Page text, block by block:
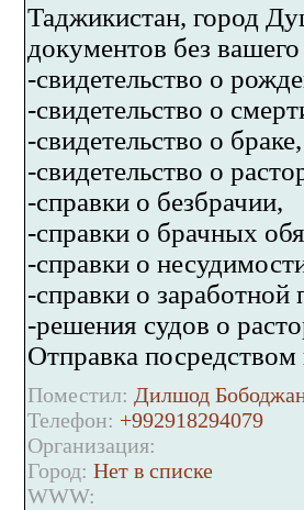
Таджикистан, город
документов без
-свидетельство о
-свидетельство о
-свидетельство о браке,
-свидетельство о
-справки о безбрачии,
-справки о брачных
-справки о
-справки о заработной
-решения судов о
Отправка
Поместил: Дилшод
Телефон: +992918294079
Организация:
Город: Нет в списке
WWW: